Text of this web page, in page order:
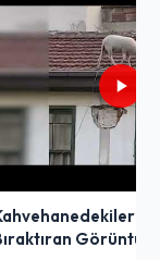
Görüntü!